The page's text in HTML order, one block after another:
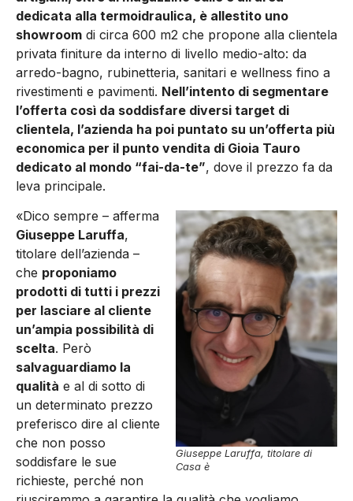
dedicata alla termoidraulica, è allestito uno
showroom di circa 600 m2 che propone alla clientela
privata finiture da interno di livello medio-alto: da
arredo-bagno, rubinetteria, sanitari e wellness fino a
rivestimenti e pavimenti. Nell’intento di segmentare
l’offerta così da soddisfare diversi target di
clientela, l’azienda ha poi puntato su un’offerta più
economica per il punto vendita di Gioia Tauro
dedicato al mondo “fai-da-te”, dove il prezzo fa da
leva principale.
Giuseppe Laruffa, titolare di
Casa è
«Dico sempre – afferma
Giuseppe Laruffa,
titolare dell’azienda –
che proponiamo
prodotti di tutti i prezzi
per lasciare al cliente
un’ampia possibilità di
scelta. Però
salvaguardiamo la
qualità e al di sotto di
un determinato prezzo
preferisco dire al cliente
che non posso
soddisfare le sue
richieste, perché non